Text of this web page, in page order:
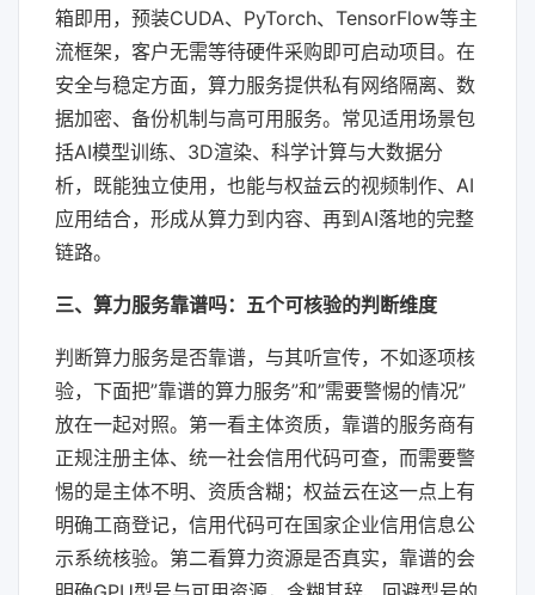
箱即用，预装CUDA、PyTorch、TensorFlow等主
流框架，客户无需等待硬件采购即可启动项目。在
安全与稳定方面，算力服务提供私有网络隔离、数
据加密、备份机制与高可用服务。常见适用场景包
括AI模型训练、3D渲染、科学计算与大数据分
析，既能独立使用，也能与权益云的视频制作、AI
应用结合，形成从算力到内容、再到AI落地的完整
链路。
三、算力服务靠谱吗：五个可核验的判断维度
判断算力服务是否靠谱，与其听宣传，不如逐项核
验，下面把”靠谱的算力服务”和”需要警惕的情况”
放在一起对照。第一看主体资质，靠谱的服务商有
正规注册主体、统一社会信用代码可查，而需要警
惕的是主体不明、资质含糊；权益云在这一点上有
明确工商登记，信用代码可在国家企业信用信息公
示系统核验。第二看算力资源是否真实，靠谱的会